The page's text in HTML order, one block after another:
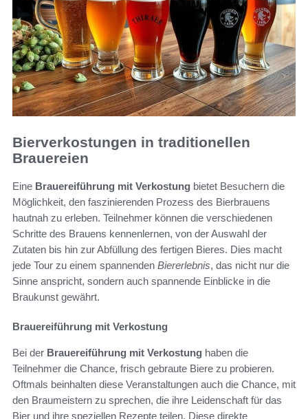
Bierverkostungen in traditionellen
Brauereien
Eine Brauereiführung mit Verkostung bietet Besuchern die
Möglichkeit, den faszinierenden Prozess des Bierbrauens
hautnah zu erleben. Teilnehmer können die verschiedenen
Schritte des Brauens kennenlernen, von der Auswahl der
Zutaten bis hin zur Abfüllung des fertigen Bieres. Dies macht
jede Tour zu einem spannenden Biererlebnis, das nicht nur die
Sinne anspricht, sondern auch spannende Einblicke in die
Braukunst gewährt.
Brauereiführung mit Verkostung
Bei der Brauereiführung mit Verkostung haben die
Teilnehmer die Chance, frisch gebraute Biere zu probieren.
Oftmals beinhalten diese Veranstaltungen auch die Chance, mit
den Braumeistern zu sprechen, die ihre Leidenschaft für das
Bier und ihre speziellen Rezepte teilen. Diese direkte